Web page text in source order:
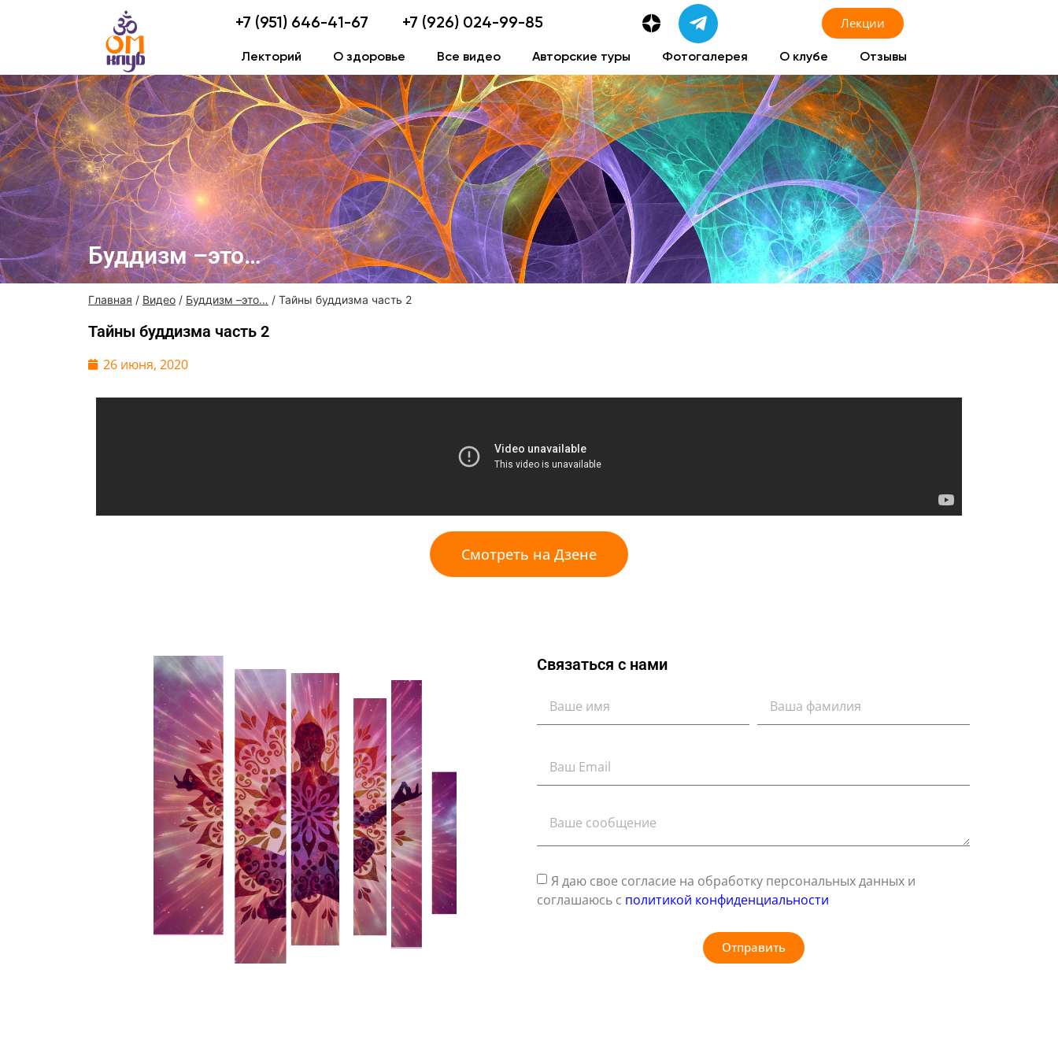
+7 (951) 646-41-67 +7 (926) 024-99-85 Лекции
Лекторий О здоровье Все видео Авторские туры Фотогалерея О клубе Отзывы
Буддизм –это…
Главная / Видео / Буддизм –это… / Тайны буддизма часть 2
Тайны буддизма часть 2
26 июня, 2020
Смотреть на Дзене
Связаться с нами
Я даю свое согласие на обработку персональных данных и
соглашаюсь с политикой конфиденциальности
Отправить